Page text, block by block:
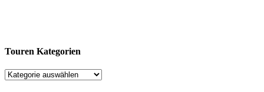
Touren Kategorien